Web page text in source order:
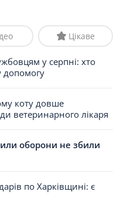
Цікаве
у серпні: хто
допомогу
коту довше
ветеринарного лікаря
оборони не збили
по Харківщині: є